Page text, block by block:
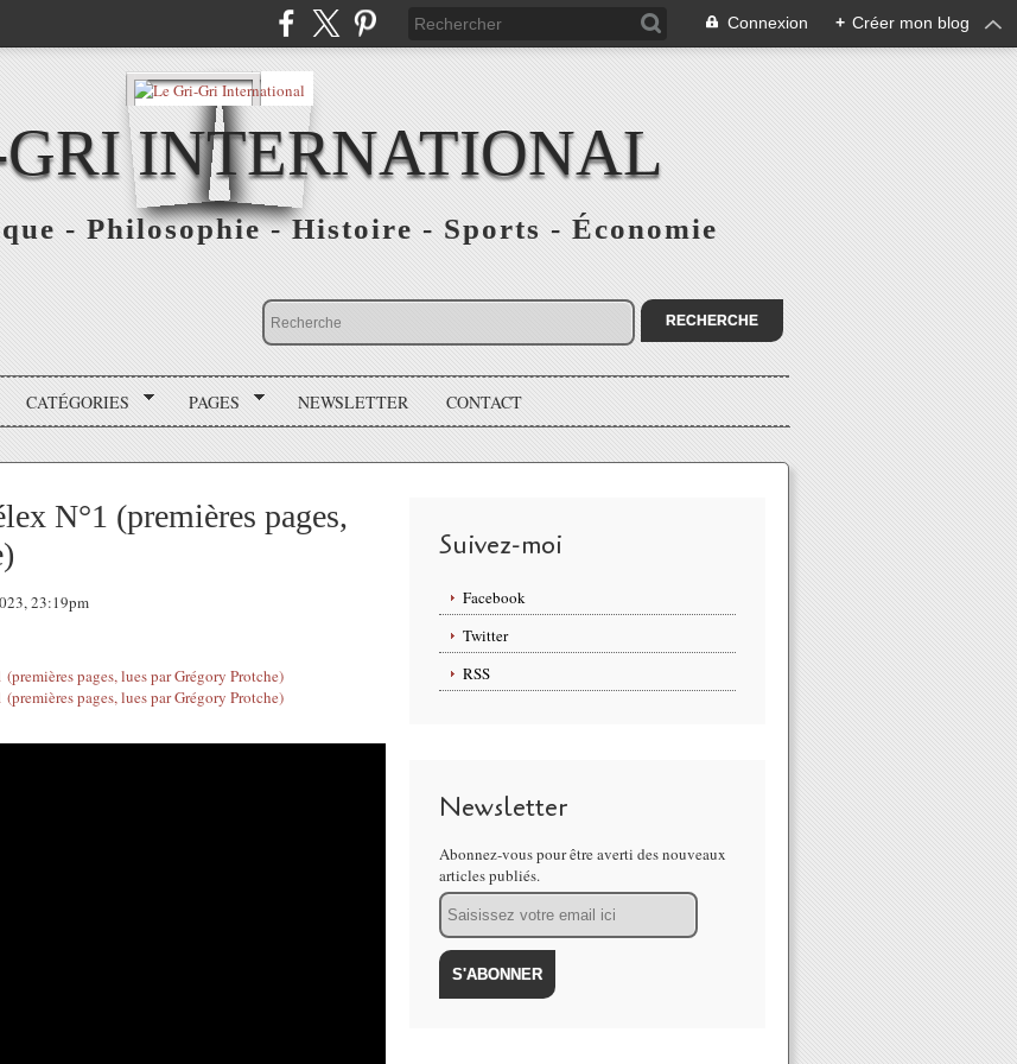
Connexion + Créer mon blog
INTERNATIONAL
- Philosophie - Histoire - Sports - Économie
CATÉGORIES PAGES NEWSLETTER CONTACT
N°1 (premières pages,
23:19pm
Suivez-moi
Facebook
Twitter
RSS
Newsletter
Abonnez-vous pour être averti des nouveaux
articles publiés.
Email